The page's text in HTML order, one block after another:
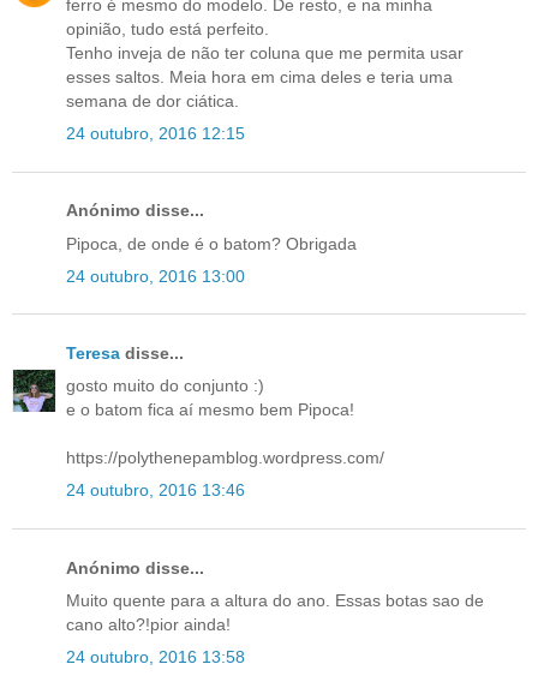
ferro é mesmo do modelo. De resto, e na minha
opinião, tudo está perfeito.
Tenho inveja de não ter coluna que me permita usar
esses saltos. Meia hora em cima deles e teria uma
semana de dor ciática.
24 outubro, 2016 12:15
Anónimo disse...
Pipoca, de onde é o batom? Obrigada
24 outubro, 2016 13:00
Teresa disse...
gosto muito do conjunto :)
e o batom fica aí mesmo bem Pipoca!
https://polythenepamblog.wordpress.com/
24 outubro, 2016 13:46
Anónimo disse...
Muito quente para a altura do ano. Essas botas sao de
cano alto?!pior ainda!
24 outubro, 2016 13:58